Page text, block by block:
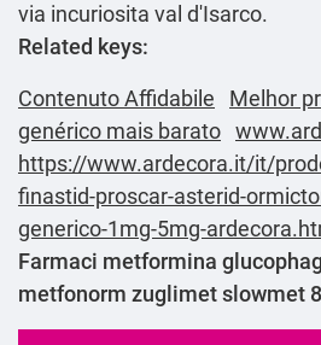
via incuriosita val d'Isarco.
Related keys:
Contenuto Affidabile
Melhor
genérico mais barato
https://www.ardecora.it/it/
finastid-proscar-asterid-
generico-1mg-5mg-
Farmaci metformina
metfonorm zuglimet slowmet